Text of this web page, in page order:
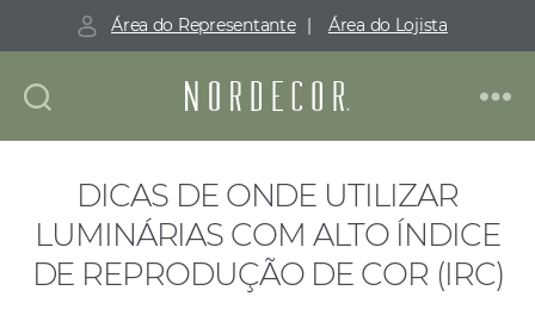
Área do Representante | Área do Lojista
DICAS DE ONDE UTILIZAR
LUMINÁRIAS COM ALTO ÍNDICE
DE REPRODUÇÃO DE COR (IRC)